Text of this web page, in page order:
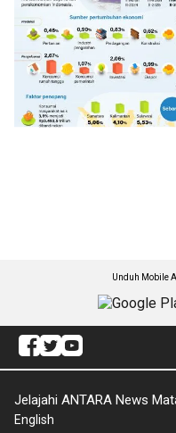
Unduh Mobile
Jelajahi ANTARA News
English